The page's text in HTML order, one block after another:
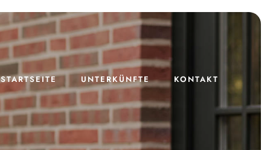
STARTSEITE UNTERKÜNFTE KONTAKT